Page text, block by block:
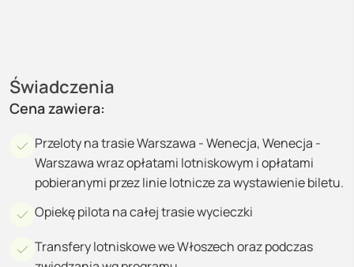
Świadczenia
Cena zawiera:
Przeloty na trasie Warszawa - Wenecja, Wenecja -
Warszawa wraz opłatami lotniskowym i opłatami
pobieranymi przez linie lotnicze za wystawienie biletu.
Opiekę pilota na całej trasie wycieczki
Transfery lotniskowe we Włoszech oraz podczas